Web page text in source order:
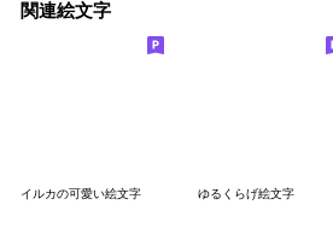
関連絵文字
イルカの可愛い絵文字 ゆるくらげ絵文字